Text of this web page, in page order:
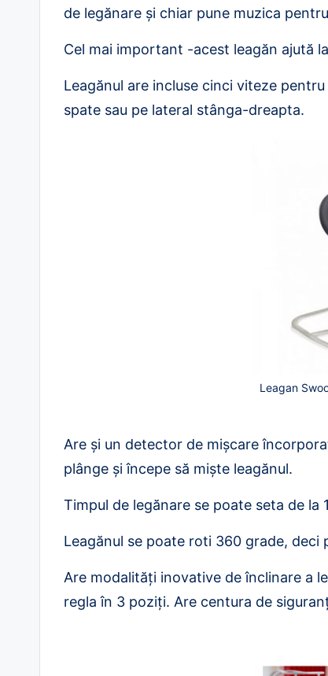
de legănare și chiar pune muzica
Cel mai important -acest leagăn ajută
Leagănul are incluse cinci viteze
spate sau pe lateral stânga-dreapta.
Leagan
Are și un detector de mișcare
plânge și începe să miște leagănul.
Timpul de legănare se poate seta de la
Leagănul se poate roti 360 grade,
Are modalități inovative de înclinare a
regla în 3 poziți. Are centura de